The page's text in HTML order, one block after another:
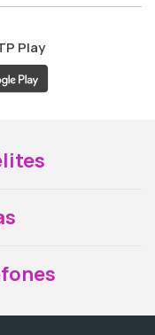
Play